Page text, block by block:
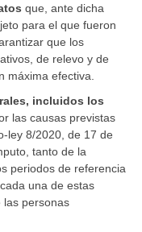
que, ante dicha
para el que fueron
que los
de relevo y de
máxima efectiva.
incluidos los
las causas previstas
ley 8/2020, de 17 de
tanto de la
periodos de referencia
una de estas
las personas